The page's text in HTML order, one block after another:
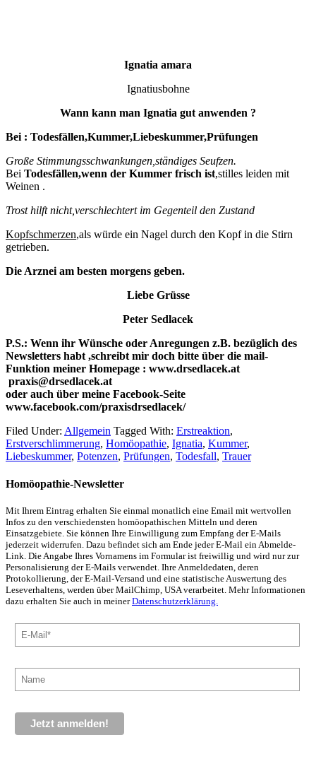
Ignatia amara
Ignatiusbohne
Wann kann man Ignatia gut anwenden ?
Bei : Todesfällen,Kummer,Liebeskummer,Prüfungen
Große Stimmungsschwankungen,ständiges Seufzen.
Bei Todesfällen,wenn der Kummer frisch ist,stilles leiden mit
Weinen .
Trost hilft nicht,verschlechtert im Gegenteil den Zustand
Kopfschmerzen,als würde ein Nagel durch den Kopf in die Stirn
getrieben.
Die Arznei am besten morgens geben.
Liebe Grüsse
Peter Sedlacek
P.S.: Wenn ihr Wünsche oder Anregungen z.B. bezüglich des
Newsletters habt ,schreibt mir doch bitte über die mail-
Funktion meiner Homepage : www.drsedlacek.at
praxis@drsedlacek.at
oder auch über meine Facebook-Seite
www.facebook.com/praxisdrsedlacek/
Filed Under: Allgemein Tagged With: Erstreaktion,
Erstverschlimmerung, Homöopathie, Ignatia, Kummer,
Liebeskummer, Potenzen, Prüfungen, Todesfall, Trauer
Homöopathie-Newsletter
Mit Ihrem Eintrag erhalten Sie einmal monatlich eine Email mit wertvollen
Infos zu den verschiedensten homöopathischen Mitteln und deren
Einsatzgebiete. Sie können Ihre Einwilligung zum Empfang der E-Mails
jederzeit widerrufen. Dazu befindet sich am Ende jeder E-Mail ein Abmelde-
Link. Die Angabe Ihres Vornamens im Formular ist freiwillig und wird nur zur
Personalisierung der E-Mails verwendet. Ihre Anmeldedaten, deren
Protokollierung, der E-Mail-Versand und eine statistische Auswertung des
Leseverhaltens, werden über MailChimp, USA verarbeitet. Mehr Informationen
dazu erhalten Sie auch in meinerDatenschutzerklärung.